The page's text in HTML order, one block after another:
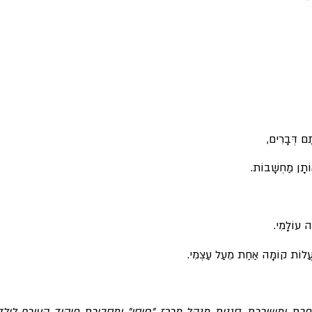
דְּבָרִים,
מַחְשָׁבוֹת.
עוֹלָמִי.
קוֹמָה אַחַת מֵעַל עַצְמִי.